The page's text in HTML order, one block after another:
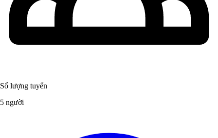
Số lượng tuyển
5 người